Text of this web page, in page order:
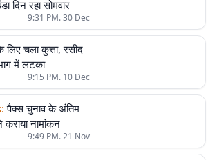
दिन रहा सोमवार
9:31 PM. 30 Dec
चला कुत्ता, रसीद
में लटका
9:15 PM. 10 Dec
: पैक्स चुनाव के अंतिम
कराया नामांकन
9:49 PM. 21 Nov